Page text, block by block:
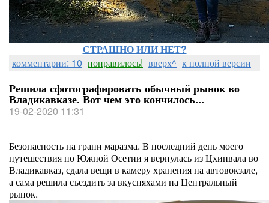
СТРАШНО ИЛИ НЕТ?
комментарии: 10 понравилось! вверх^ к полной версии
Решила сфотографировать обычный рынок во
Владикавказе. Вот чем это кончилось...
19-02-2020 11:31
Безопасность на грани маразма. В последний день моего
путешествия по Южной Осетии я вернулась из Цхинвала во
Владикавказ, сдала вещи в камеру хранения на автовокзале,
а сама решила съездить за вкусняхами на Центральный
рынок.